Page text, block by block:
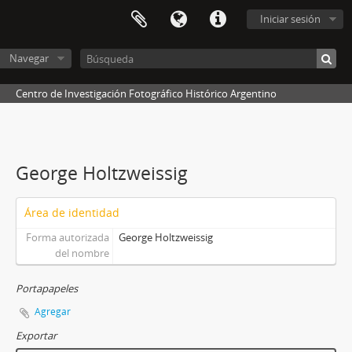
Iniciar sesión
Navegar
Centro de Investigación Fotográfico Histórico Argentino
George Holtzweissig
Área de identidad
Forma autorizada
del nombre
George Holtzweissig
Portapapeles
Agregar
Exportar